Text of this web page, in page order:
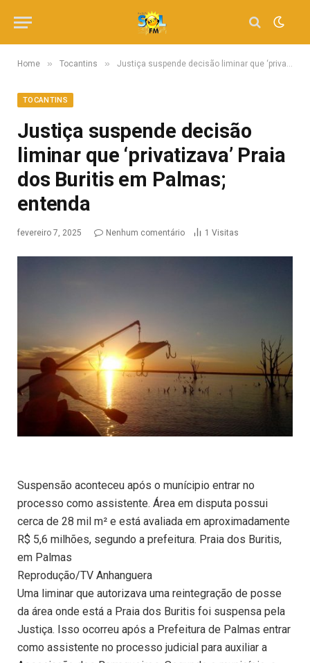
Home » Tocantins » Justiça suspende decisão liminar que ‘privatizava’ Praia dos Buritis em Palmas; entenda
TOCANTINS
Justiça suspende decisão
liminar que ‘privatizava’ Praia
dos Buritis em Palmas;
entenda
fevereiro 7, 2025 Nenhum comentário 1 Visitas
Suspensão aconteceu após o munícipio entrar no
processo como assistente. Área em disputa possui
cerca de 28 mil m² e está avaliada em aproximadamente
R$ 5,6 milhões, segundo a prefeitura. Praia dos Buritis,
em Palmas
Reprodução/TV Anhanguera
Uma liminar que autorizava uma reintegração de posse
da área onde está a Praia dos Buritis foi suspensa pela
Justiça. Isso ocorreu após a Prefeitura de Palmas entrar
como assistente no processo judicial para auxiliar a